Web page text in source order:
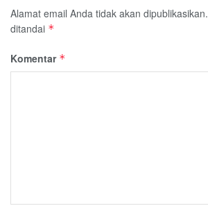
Alamat email Anda tidak akan dipublikasikan.
ditandai *
Komentar *